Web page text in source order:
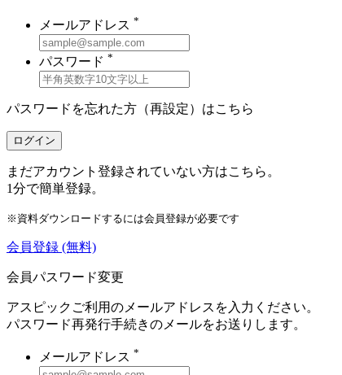
メールアドレス *
パスワード *
パスワードを忘れた方（再設定）はこちら
ログイン
まだアカウント登録されていない方はこちら。
1分で簡単登録。
※資料ダウンロードするには会員登録が必要です
会員登録 (無料)
会員パスワード変更
アスピックご利用のメールアドレスを入力ください。
パスワード再発行手続きのメールをお送りします。
メールアドレス *